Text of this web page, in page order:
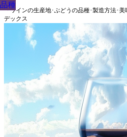
『ワインの生産地･ぶどうの品種･製造方法･
デックス
品種
品種
品種
品種
品種
品種
品種
品種
品種